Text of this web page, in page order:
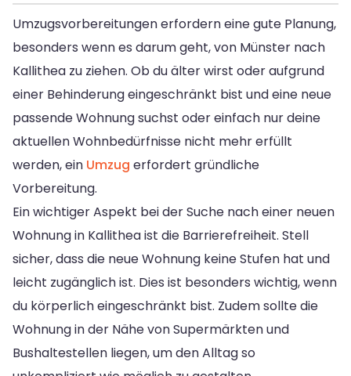
Umzugsvorbereitungen erfordern eine gute Planung,
besonders wenn es darum geht, von Münster nach
Kallithea zu ziehen. Ob du älter wirst oder aufgrund
einer Behinderung eingeschränkt bist und eine neue
passende Wohnung suchst oder einfach nur deine
aktuellen Wohnbedürfnisse nicht mehr erfüllt
werden, ein Umzug erfordert gründliche
Vorbereitung.
Ein wichtiger Aspekt bei der Suche nach einer neuen
Wohnung in Kallithea ist die Barrierefreiheit. Stell
sicher, dass die neue Wohnung keine Stufen hat und
leicht zugänglich ist. Dies ist besonders wichtig, wenn
du körperlich eingeschränkt bist. Zudem sollte die
Wohnung in der Nähe von Supermärkten und
Bushaltestellen liegen, um den Alltag so